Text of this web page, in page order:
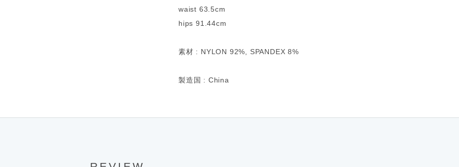
waist 63.5cm
hips 91.44cm
素材 : NYLON 92%, SPANDEX 8%
製造国 : China